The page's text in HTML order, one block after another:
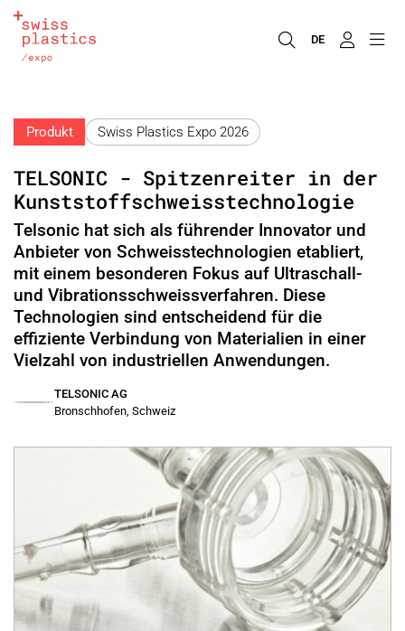
DE
Produkt Swiss Plastics Expo 2026
TELSONIC - Spitzenreiter in der
Kunststoffschweisstechnologie
Telsonic hat sich als führender Innovator und
Anbieter von Schweisstechnologien etabliert,
mit einem besonderen Fokus auf Ultraschall-
und Vibrationsschweissverfahren. Diese
Technologien sind entscheidend für die
effiziente Verbindung von Materialien in einer
Vielzahl von industriellen Anwendungen.
TELSONIC AG
Bronschhofen, Schweiz